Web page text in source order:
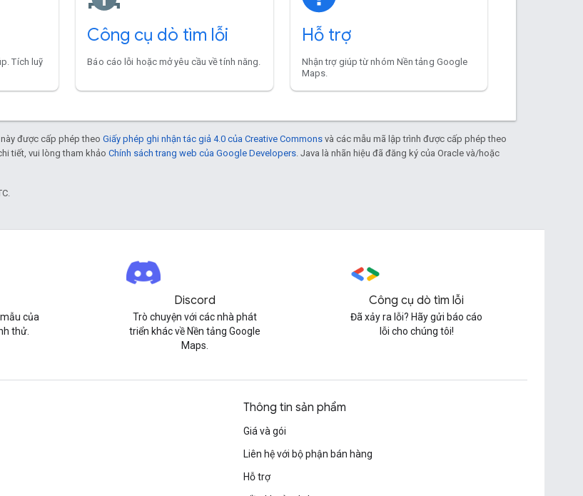
Tích luỹ
Công cụ dò tìm lỗi
Báo cáo lỗi hoặc mở yêu cầu về tính năng.
Hỗ trợ
Nhận trợ giúp từ nhóm Nền tảng Google
Maps.
được cấp phép theo Giấy phép ghi nhận tác giả 4.0 của Creative Commons và các mẫu mã lập trình được cấp phép theo
tiết, vui lòng tham khảo Chính sách trang web của Google Developers. Java là nhãn hiệu đã đăng ký của Oracle và/hoặc
của
thử.
Discord
Trò chuyện với các nhà phát
triển khác về Nền tảng Google
Maps.
Công cụ dò tìm lỗi
Đã xảy ra lỗi? Hãy gửi báo cáo
lỗi cho chúng tôi!
Thông tin sản phẩm
Giá và gói
Liên hệ với bộ phận bán hàng
Hỗ trợ